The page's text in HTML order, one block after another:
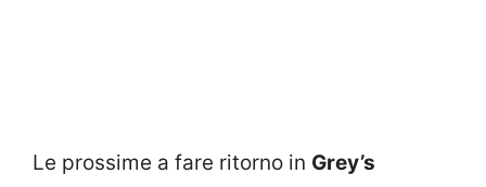
Le prossime a fare ritorno in Grey’s